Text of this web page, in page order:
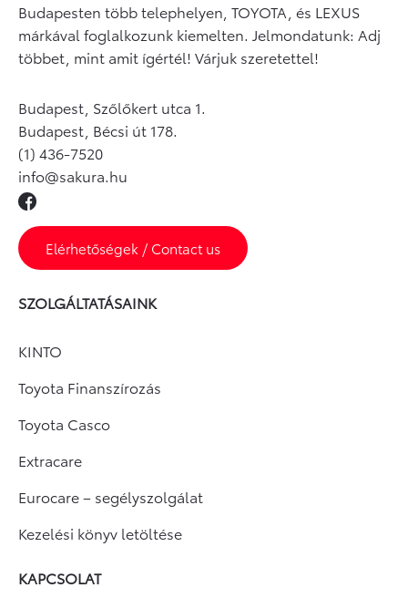
Budapesten több telephelyen, TOYOTA, és LEXUS
márkával foglalkozunk kiemelten. Jelmondatunk: Adj
többet, mint amit ígértél! Várjuk szeretettel!
Budapest, Szőlőkert utca 1.
Budapest, Bécsi út 178.
(1) 436-7520
info@sakura.hu
Elérhetőségek / Contact us
SZOLGÁLTATÁSAINK
KINTO
Toyota Finanszírozás
Toyota Casco
Extracare
Eurocare – segélyszolgálat
Kezelési könyv letöltése
KAPCSOLAT